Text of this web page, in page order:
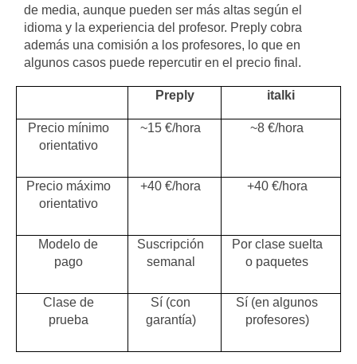
de media, aunque pueden ser más altas según el
idioma y la experiencia del profesor. Preply cobra
además una comisión a los profesores, lo que en
algunos casos puede repercutir en el precio final.
Preply italki
Precio mínimo
orientativo
~15 €/hora ~8 €/hora
Precio máximo
orientativo
+40 €/hora +40 €/hora
Modelo de
pago
Suscripción
semanal
Por clase suelta
o paquetes
Clase de
prueba
Sí (con
garantía)
Sí (en algunos
profesores)